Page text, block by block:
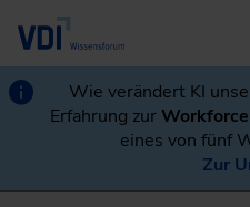
Wie verändert KI
Erfahrung zur
eines von fünf
Zur